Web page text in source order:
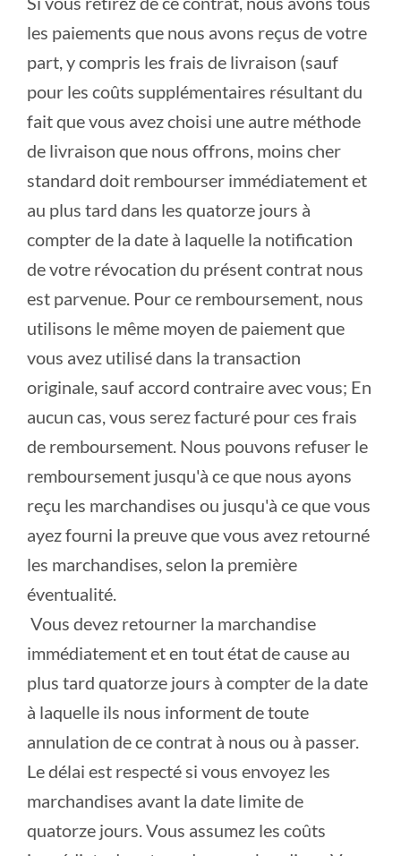
les paiements que nous avons reçus de votre
part, y compris les frais de livraison (sauf
pour les coûts supplémentaires résultant du
fait que vous avez choisi une autre méthode
de livraison que nous offrons, moins cher
standard doit rembourser immédiatement et
au plus tard dans les quatorze jours à
compter de la date à laquelle la notification
de votre révocation du présent contrat nous
est parvenue. Pour ce remboursement, nous
utilisons le même moyen de paiement que
vous avez utilisé dans la transaction
originale, sauf accord contraire avec vous; En
aucun cas, vous serez facturé pour ces frais
de remboursement. Nous pouvons refuser le
remboursement jusqu'à ce que nous ayons
reçu les marchandises ou jusqu'à ce que vous
ayez fourni la preuve que vous avez retourné
les marchandises, selon la première
éventualité.
Vous devez retourner la marchandise
immédiatement et en tout état de cause au
plus tard quatorze jours à compter de la date
à laquelle ils nous informent de toute
annulation de ce contrat à nous ou à passer.
Le délai est respecté si vous envoyez les
marchandises avant la date limite de
quatorze jours. Vous assumez les coûts